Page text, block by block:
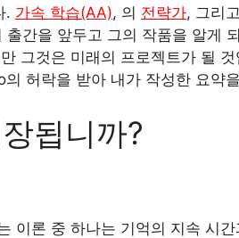
. 가속 학습(AA), 의 전략가, 그리
간을 앞두고 그의 작품을 알게
그것은 미래의 프로젝트가 될
허락을 받아 내가 작성한 요약
됩니까?
이론 중 하나는 기억의 지속 시